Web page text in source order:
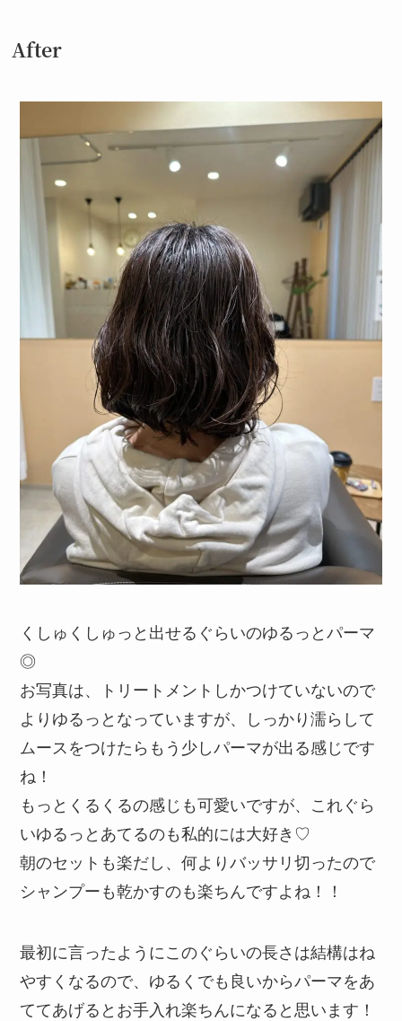
After
くしゅくしゅっと出せるぐらいのゆるっとパーマ
◎
お写真は、トリートメントしかつけていないので
よりゆるっとなっていますが、しっかり濡らして
ムースをつけたらもう少しパーマが出る感じです
ね！
もっとくるくるの感じも可愛いですが、これぐら
いゆるっとあてるのも私的には大好き♡
朝のセットも楽だし、何よりバッサリ切ったので
シャンプーも乾かすのも楽ちんですよね！！
最初に言ったようにこのぐらいの長さは結構はね
やすくなるので、ゆるくでも良いからパーマをあ
ててあげるとお手入れ楽ちんになると思います！